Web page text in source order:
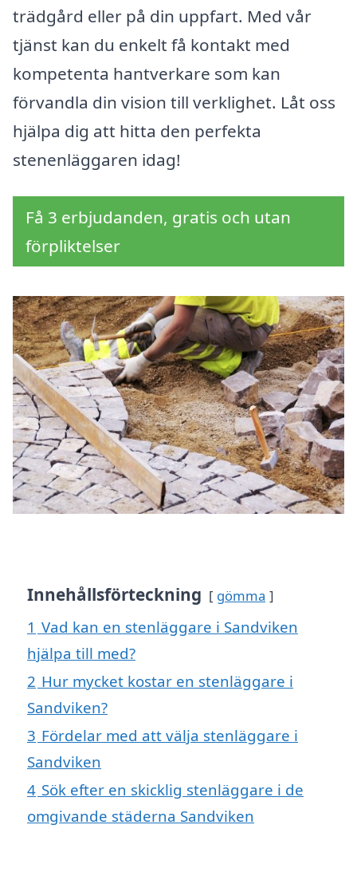
trädgård eller på din uppfart. Med vår
tjänst kan du enkelt få kontakt med
kompetenta hantverkare som kan
förvandla din vision till verklighet. Låt oss
hjälpa dig att hitta den perfekta
stenenläggaren idag!
Få 3 erbjudanden, gratis och utan
förpliktelser
Innehållsförteckning gömma
1 Vad kan en stenläggare i Sandviken
hjälpa till med?
2 Hur mycket kostar en stenläggare i
Sandviken?
3 Fördelar med att välja stenläggare i
Sandviken
4 Sök efter en skicklig stenläggare i de
omgivande städerna Sandviken